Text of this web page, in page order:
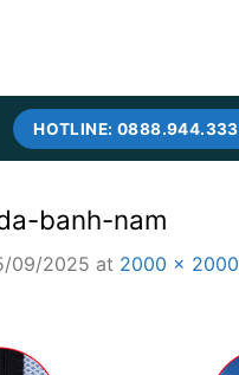
HOTLINE: 0888.944.333
banh-nam
09/2025 at 2000 × 2000